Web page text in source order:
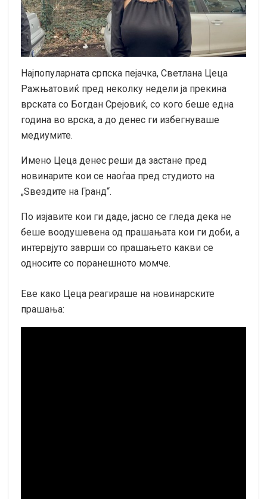
Најпопуларната српска пејачка, Светлана Цеца
Ражњатовиќ пред неколку недели ја прекина
врската со Богдан Срејовиќ, со кого беше една
година во врска, а до денес ги избегнуваше
медиумите.
Имено Цеца денес реши да застане пред
новинарите кои се наоѓаа пред студиото на
„Ѕвездите на Гранд“.
По изјавите кои ги даде, јасно се гледа дека не
беше воодушевена од прашањата кои ги доби, а
интервјуто заврши со прашањето какви се
односите со поранешното момче.
Еве како Цеца реагираше на новинарските
прашања: